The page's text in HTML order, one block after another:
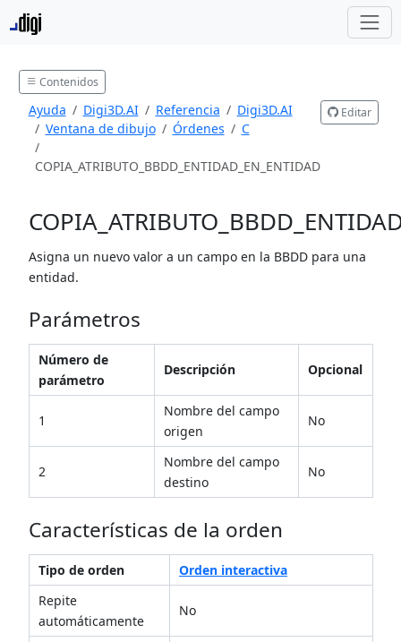
Contenidos
Ayuda Digi3D.AI Referencia
Digi3D.AI
Ventana de dibujo
Órdenes C
COPIA_ATRIBUTO_BBDD_ENTIDAD_EN_ENTIDAD
Editar
Asigna un nuevo valor a un campo en la BBDD para una
entidad.
Parámetros
Número de
parámetro
Descripción Opcional
1
Nombre del campo
origen
No
2
Nombre del campo
destino
No
Características de la orden
Tipo de orden
Orden interactiva
Repite
automáticamente
No